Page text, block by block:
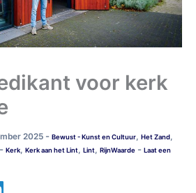
voor kerk
2025 - Bewust - Kunst en Cultuur Het Zand
- Kerk Kerk aan het Lint Lint RijnWaarde - Laat een